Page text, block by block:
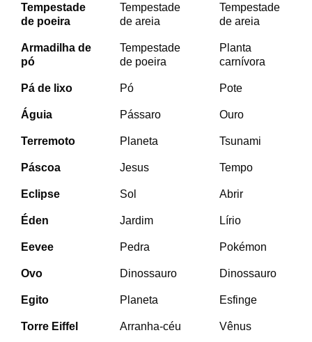
Tempestade
de poeira
Tempestade
de areia
Tempestade
de areia
Armadilha de
pó
Tempestade
de poeira
Planta
carnívora
Pá de lixo Pó Pote
Águia Pássaro Ouro
Terremoto Planeta Tsunami
Páscoa Jesus Tempo
Eclipse Sol Abrir
Éden Jardim Lírio
Eevee Pedra Pokémon
Ovo Dinossauro Dinossauro
Egito Planeta Esfinge
Torre Eiffel Arranha-céu Vênus